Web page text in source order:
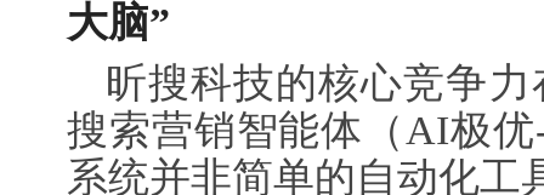
大脑”
昕搜科技的核心竞争
搜索营销智能体（AI极优
系统并非简单的自动化工